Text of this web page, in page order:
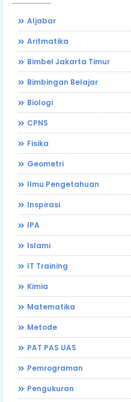
Aljabar
Aritmatika
Bimbel Jakarta Timur
Bimbingan Belajar
Biologi
CPNS
Fisika
Geometri
Ilmu Pengetahuan
Inspirasi
IPA
Islami
IT Training
Kimia
Matematika
Metode
PAT PAS UAS
Pemrograman
Pengukuran